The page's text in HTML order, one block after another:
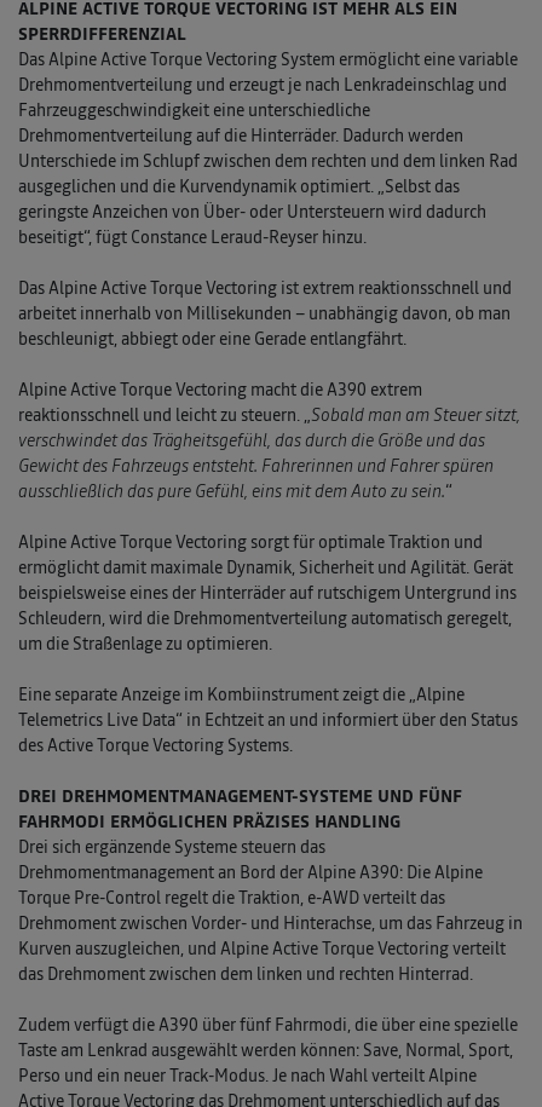
ALPINE ACTIVE TORQUE VECTORING IST MEHR ALS EIN
SPERRDIFFERENZIAL
Das Alpine Active Torque Vectoring System ermöglicht eine variable
Drehmomentverteilung und erzeugt je nach Lenkradeinschlag und
Fahrzeuggeschwindigkeit eine unterschiedliche
Drehmomentverteilung auf die Hinterräder. Dadurch werden
Unterschiede im Schlupf zwischen dem rechten und dem linken Rad
ausgeglichen und die Kurvendynamik optimiert. „Selbst das
geringste Anzeichen von Über- oder Untersteuern wird dadurch
beseitigt“, fügt Constance Leraud-Reyser hinzu.
Das Alpine Active Torque Vectoring ist extrem reaktionsschnell und
arbeitet innerhalb von Millisekunden – unabhängig davon, ob man
beschleunigt, abbiegt oder eine Gerade entlangfährt.
Alpine Active Torque Vectoring macht die A390 extrem
reaktionsschnell und leicht zu steuern. „Sobald man am Steuer sitzt,
verschwindet das Trägheitsgefühl, das durch die Größe und das
Gewicht des Fahrzeugs entsteht. Fahrerinnen und Fahrer spüren
ausschließlich das pure Gefühl, eins mit dem Auto zu sein.“
Alpine Active Torque Vectoring sorgt für optimale Traktion und
ermöglicht damit maximale Dynamik, Sicherheit und Agilität. Gerät
beispielsweise eines der Hinterräder auf rutschigem Untergrund ins
Schleudern, wird die Drehmomentverteilung automatisch geregelt,
um die Straßenlage zu optimieren.
Eine separate Anzeige im Kombiinstrument zeigt die „Alpine
Telemetrics Live Data“ in Echtzeit an und informiert über den Status
des Active Torque Vectoring Systems.
DREI DREHMOMENTMANAGEMENT-SYSTEME UND FÜNF
FAHRMODI ERMÖGLICHEN PRÄZISES HANDLING
Drei sich ergänzende Systeme steuern das
Drehmomentmanagement an Bord der Alpine A390: Die Alpine
Torque Pre-Control regelt die Traktion, e-AWD verteilt das
Drehmoment zwischen Vorder- und Hinterachse, um das Fahrzeug in
Kurven auszugleichen, und Alpine Active Torque Vectoring verteilt
das Drehmoment zwischen dem linken und rechten Hinterrad.
Zudem verfügt die A390 über fünf Fahrmodi, die über eine spezielle
Taste am Lenkrad ausgewählt werden können: Save, Normal, Sport,
Perso und ein neuer Track-Modus. Je nach Wahl verteilt Alpine
Active Torque Vectoring das Drehmoment unterschiedlich auf das